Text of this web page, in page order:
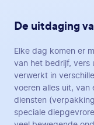
De uitdaging
Elke dag komen er
van het bedrijf, vers
verwerkt in
voeren alles uit,
diensten
speciale